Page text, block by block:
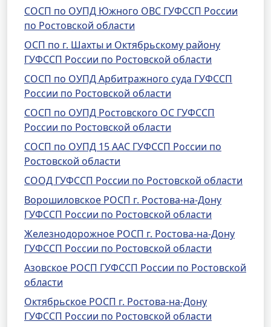
СОСП по ОУПД Южного ОВС ГУФССП России
по Ростовской области
ОСП по г. Шахты и Октябрьскому району
ГУФССП России по Ростовской области
СОСП по ОУПД Арбитражного суда ГУФССП
России по Ростовской области
СОСП по ОУПД Ростовского ОС ГУФССП
России по Ростовской области
СОСП по ОУПД 15 ААС ГУФССП России по
Ростовской области
СООД ГУФССП России по Ростовской области
Ворошиловское РОСП г. Ростова-на-Дону
ГУФССП России по Ростовской области
Железнодорожное РОСП г. Ростова-на-Дону
ГУФССП России по Ростовской области
Азовское РОСП ГУФССП России по Ростовской
области
Октябрьское РОСП г. Ростова-на-Дону
ГУФССП России по Ростовской области